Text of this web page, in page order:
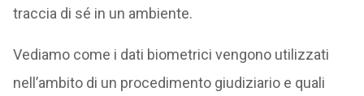
traccia di sé in un ambiente.
Vediamo come i dati biometrici vengono utilizzati
nell’ambito di un procedimento giudiziario e quali